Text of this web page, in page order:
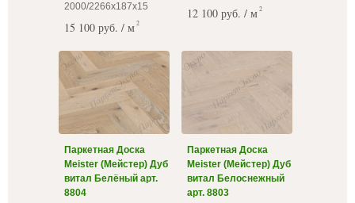
2000/2266х187х15
15 100 руб. / м 2
12 100 руб. / м 2
Паркетная Доска
Meister (Мейстер) Дуб
витал Белёный арт.
8804
Паркетная Доска
Meister (Мейстер) Дуб
витал Белоснежный
арт. 8803